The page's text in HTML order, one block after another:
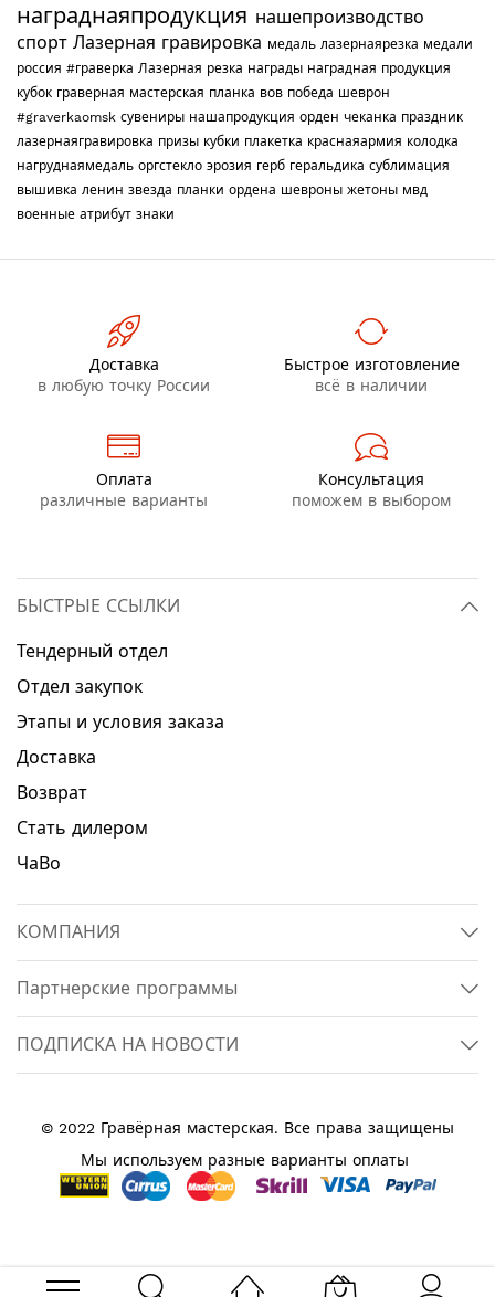
награднаяпродукция нашепроизводство
спорт Лазерная гравировка медаль лазернаярезка медали
россия #граверка Лазерная резка награды наградная продукция
кубок граверная мастерская планка вов победа шеврон
#graverkaomsk сувениры нашапродукция орден чеканка праздник
лазернаягравировка призы кубки плакетка краснаяармия колодка
нагруднаямедаль оргстекло эрозия герб геральдика сублимация
вышивка ленин звезда планки ордена шевроны жетоны мвд
военные атрибут знаки
Доставка
в любую точку России
Быстрое изготовление
всё в наличии
Оплата
различные варианты
Консультация
поможем в выбором
БЫСТРЫЕ ССЫЛКИ
Тендерный отдел
Отдел закупок
Этапы и условия заказа
Доставка
Возврат
Стать дилером
ЧаВо
КОМПАНИЯ
Партнерские программы
ПОДПИСКА НА НОВОСТИ
© 2022 Гравёрная мастерская. Все права защищены
Мы используем разные варианты оплаты